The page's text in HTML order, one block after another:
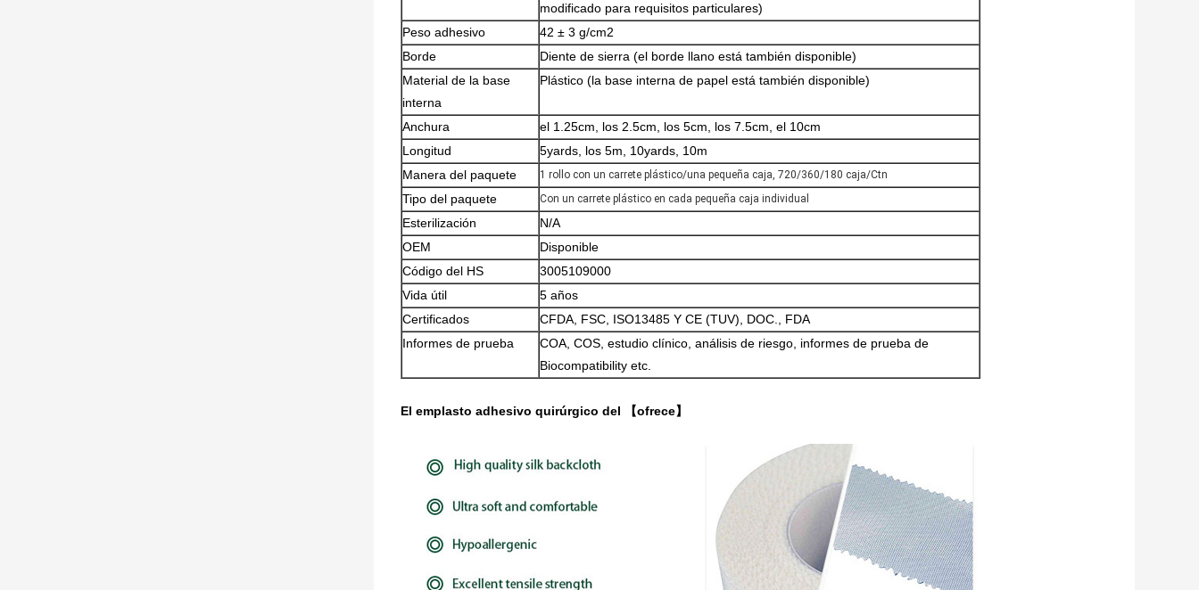
modificado para requisitos particulares)
Peso adhesivo
42 ± 3 g/cm2
Borde
Diente de sierra (el borde llano está también disponible)
Material de la base
interna
Plástico (la base interna de papel está también disponible)
Anchura
el 1.25cm, los 2.5cm, los 5cm, los 7.5cm, el 10cm
Longitud
5yards, los 5m, 10yards, 10m
Manera del paquete
1 rollo con un carrete plástico/una pequeña caja, 720/360/180 caja/Ctn
Tipo del paquete Con un carrete plástico en cada pequeña caja individual
Esterilización
N/A
OEM
Disponible
Código del HS
3005109000
Vida útil
5 años
Certificados
CFDA, FSC, ISO13485 Y CE (TUV), DOC., FDA
Informes de prueba
COA, COS, estudio clínico, análisis de riesgo, informes de prueba de
Biocompatibility etc.
El emplasto adhesivo quirúrgico del 【ofrece】